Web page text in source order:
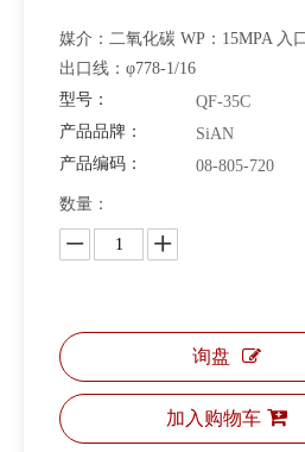
媒介：二氧化碳 WP：15MPA 入
出口线：φ778-1/16
型号：
QF-35C
产品品牌：
SiAN
产品编码：
08-805-720
数量：
询盘
加入购物车